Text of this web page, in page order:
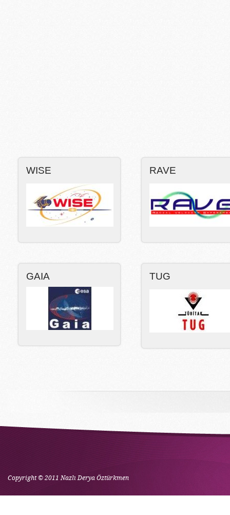
WISE RAVE
GAIA TUG
Copyright © 2011 Nazlı Derya Öztürkmen